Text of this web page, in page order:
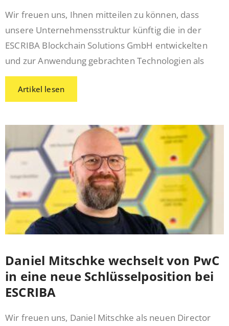
Wir freuen uns, Ihnen mitteilen zu können, dass
unsere Unternehmensstruktur künftig die in der
ESCRIBA Blockchain Solutions GmbH entwickelten
und zur Anwendung gebrachten Technologien als
Artikel lesen
Daniel Mitschke wechselt von PwC
in eine neue Schlüsselposition bei
ESCRIBA
Wir freuen uns, Daniel Mitschke als neuen Director